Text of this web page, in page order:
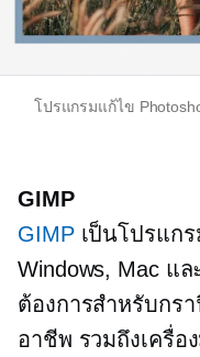
โปรแกรมแก้ไข
GIMP
GIMPเป็นโปรแกร
Windows, Mac แ
ต้องการสำหรับกร
อาชีพ รวมถึงเครื่อ